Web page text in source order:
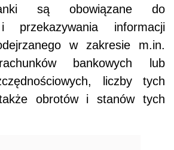
są obowiązane do
przekazywania informacji
w zakresie m.in.
bankowych lub
liczby tych
obrotów i stanów tych